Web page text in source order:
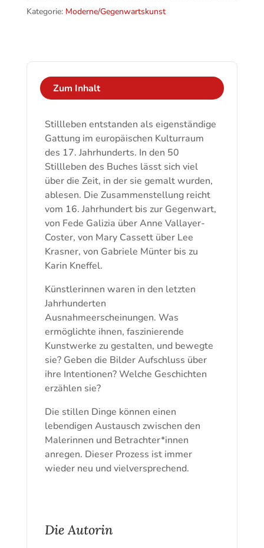
Kategorie: Moderne/Gegenwartskunst
Zum Inhalt
Stillleben entstanden als eigenständige
Gattung im europäischen Kulturraum
des 17. Jahrhunderts. In den 50
Stillleben des Buches lässt sich viel
über die Zeit, in der sie gemalt wurden,
ablesen. Die Zusammenstellung reicht
vom 16. Jahrhundert bis zur Gegenwart,
von Fede Galizia über Anne Vallayer-
Coster, von Mary Cassett über Lee
Krasner, von Gabriele Münter bis zu
Karin Kneffel.
Künstlerinnen waren in den letzten
Jahrhunderten
Ausnahmeerscheinungen. Was
ermöglichte ihnen, faszinierende
Kunstwerke zu gestalten, und bewegte
sie? Geben die Bilder Aufschluss über
ihre Intentionen? Welche Geschichten
erzählen sie?
Die stillen Dinge können einen
lebendigen Austausch zwischen den
Malerinnen und Betrachter*innen
anregen. Dieser Prozess ist immer
wieder neu und vielversprechend.
Die Autorin